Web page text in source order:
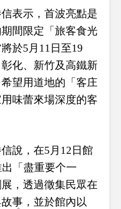
表示，首波亮點是
間限定「旅客食光
於5月11日至19
化、新竹及高鐵新
望用道地的「客庄
味蕾來場深度的客
說，在5月12日館
「盡重要个一
，透過徵集民眾在
事，並於館內以